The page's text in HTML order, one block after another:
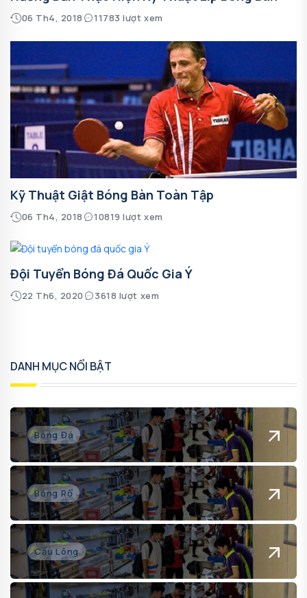
06 Th4, 2018 11783 lượt xem
Kỹ Thuật Giật Bóng Bàn Toàn Tập
06 Th4, 2018 10819 lượt xem
Đội Tuyển Bóng Đá Quốc Gia Ý
22 Th6, 2020 3618 lượt xem
DANH MỤC NỔI BẬT
Bóng Đá
Bóng Rổ
Cầu Lông